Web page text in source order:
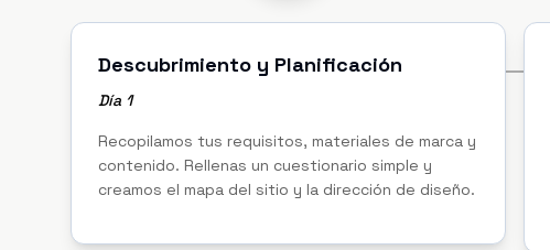
Descubrimiento y Planificación
Día 1
Recopilamos tus requisitos, materiales de marca y
contenido. Rellenas un cuestionario simple y
creamos el mapa del sitio y la dirección de diseño.